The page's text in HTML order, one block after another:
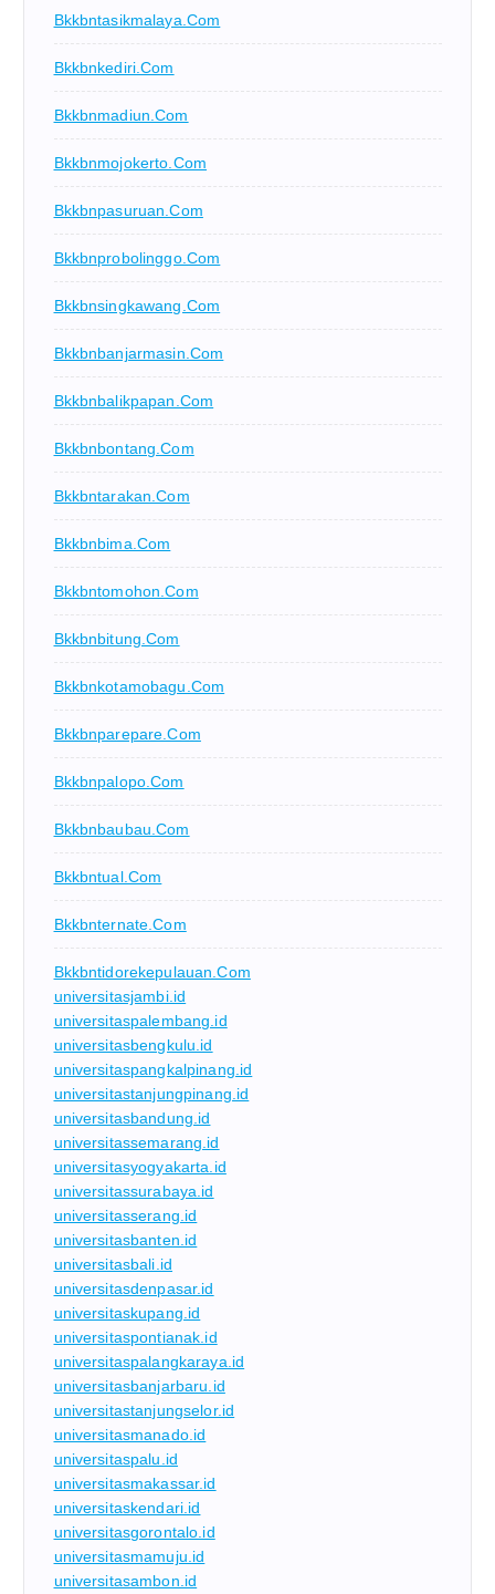
Bkkbntasikmalaya.com
Bkkbnkediri.com
Bkkbnmadiun.com
Bkkbnmojokerto.com
Bkkbnpasuruan.com
Bkkbnprobolinggo.com
Bkkbnsingkawang.com
Bkkbnbanjarmasin.com
Bkkbnbalikpapan.com
Bkkbnbontang.com
Bkkbntarakan.com
Bkkbnbima.com
Bkkbntomohon.com
Bkkbnbitung.com
Bkkbnkotamobagu.com
Bkkbnparepare.com
Bkkbnpalopo.com
Bkkbnbaubau.com
Bkkbntual.com
Bkkbnternate.com
Bkkbntidorekepulauan.com
universitasjambi.id
universitaspalembang.id
universitasbengkulu.id
universitaspangkalpinang.id
universitastanjungpinang.id
universitasbandung.id
universitassemarang.id
universitasyogyakarta.id
universitassurabaya.id
universitasserang.id
universitasbanten.id
universitasbali.id
universitasdenpasar.id
universitaskupang.id
universitaspontianak.id
universitaspalangkaraya.id
universitasbanjarbaru.id
universitastanjungselor.id
universitasmanado.id
universitaspalu.id
universitasmakassar.id
universitaskendari.id
universitasgorontalo.id
universitasmamuju.id
universitasambon.id